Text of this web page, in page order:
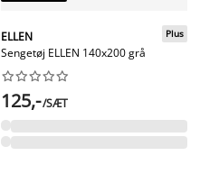
ELLEN
Sengetøj ELLEN 140x200 grå
Plus






125,-/SÆT